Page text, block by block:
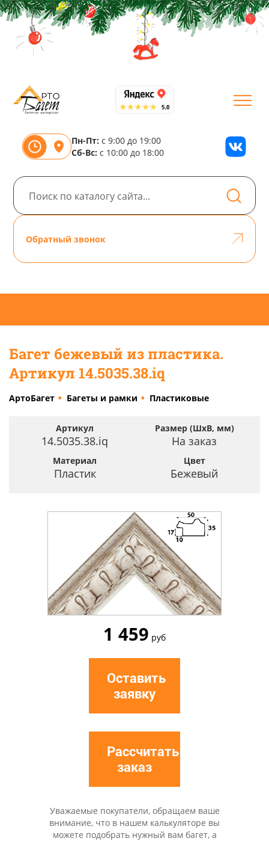
Пн-Пт: с 9:00 до 19:00
Сб-Вс: с 10:00 до 18:00
Обратный звонок
Багет бежевый из пластика.
Артикул 14.5035.38.iq
АртоБагет Багеты и рамки Пластиковые
Артикул
14.5035.38.iq
Размер (ШхВ, мм)
На заказ
Материал
Пластик
Цвет
Бежевый
1 459 руб
Оставить
заявку
Рассчитать
заказ
Уважаемые покупатели, обращаем ваше
внимание, что в нашем калькуляторе вы
можете подобрать нужный вам багет, а